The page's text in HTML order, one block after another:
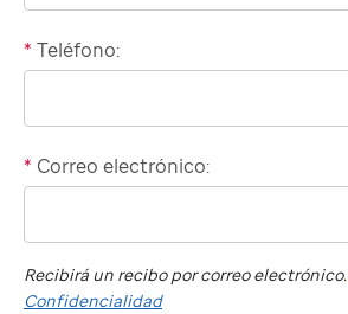
Domestic
phone
* Teléfono:
International
phone
"billing"
* Correo electrónico:
Recibirá un recibo por correo electrónico.
Confidencialidad